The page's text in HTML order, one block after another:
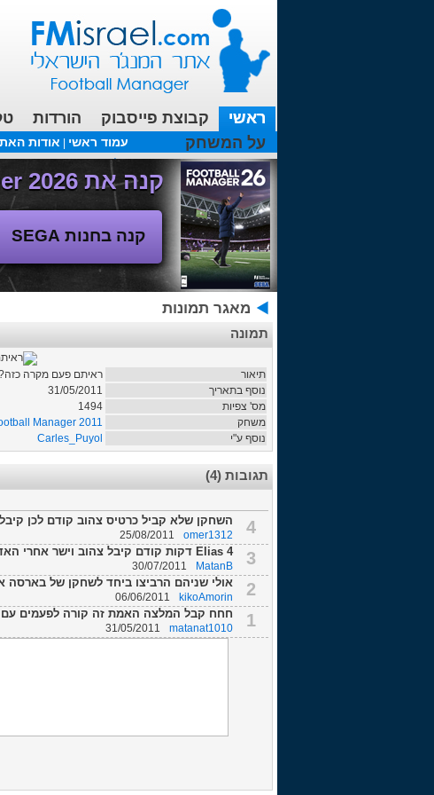
ראשי קבוצת פייסבוק הורדות
על המשחק
עמוד ראשי אודות
עכשיו בפורומים:FM19- איך יוצאים לחופשה עם המאמן ?
קנה את Football Manager 2026 - משחק המנג'ר החדש!
קנה בחנות SEGA
מאגר תמונות
תמונה
תיאור
ראיתם פעם מקרה
נוסף בתאריך
31/05/2011
מס' צפיות
1494
משחק
Manager 2011
נוסף ע"י
Carles_Puyol
תגובות (4)
4 השחקן שלא קביל כרטיס צהוב קודם לכן
omer1312
25/08/2011
3 Elias 4 דקות קודם קיבל צהוב וישר אחרי האדום של פראה הוא קיבל צהוב שני...
MatanB
30/07/2011
2 אולי שניהם הרביצו ביחד לשחקן של
kikoAmorin
06/06/2011
1 חחח קבל המלצה האמת זה קורה לפעמים
matanat1010
31/05/2011